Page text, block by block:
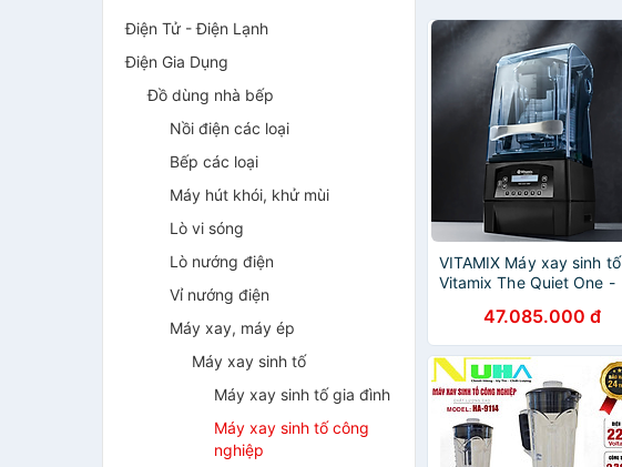
Điện Tử - Điện Lạnh
Điện Gia Dụng
Đồ dùng nhà bếp
Nồi điện các loại
Bếp các loại
Máy hút khói, khử mùi
Lò vi sóng
Lò nướng điện
Vỉ nướng điện
Máy xay, máy ép
Máy xay sinh tố
Máy xay sinh tố gia đình
Máy xay sinh tố công
nghiệp
VITAMIX Máy xay sinh tố
Vitamix The Quiet One -
47.085.000 đ